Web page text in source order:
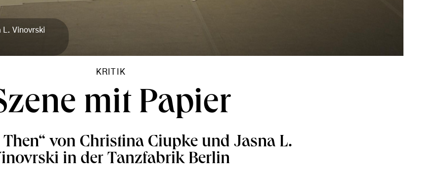
L. Vinovrski
KRITIK
mit Papier
von Christina Ciupke und Jasna L.
in der Tanzfabrik Berlin